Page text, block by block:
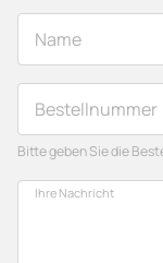
Name
Bestellnummer
Bitte geben Sie die
Ihre Nachricht